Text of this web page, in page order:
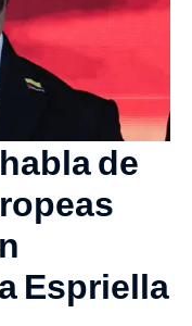
de
Espriella